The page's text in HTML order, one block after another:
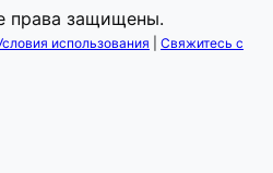
права защищены.
использования
Свяжитесь с